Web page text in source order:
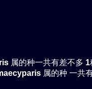
属的种一共有差不多 1
属的种 一共